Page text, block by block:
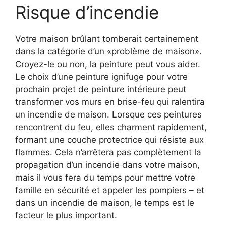
Risque d’incendie
Votre maison brûlant tomberait certainement
dans la catégorie d’un «problème de maison».
Croyez-le ou non, la peinture peut vous aider.
Le choix d’une peinture ignifuge pour votre
prochain projet de peinture intérieure peut
transformer vos murs en brise-feu qui ralentira
un incendie de maison. Lorsque ces peintures
rencontrent du feu, elles charment rapidement,
formant une couche protectrice qui résiste aux
flammes. Cela n’arrêtera pas complètement la
propagation d’un incendie dans votre maison,
mais il vous fera du temps pour mettre votre
famille en sécurité et appeler les pompiers – et
dans un incendie de maison, le temps est le
facteur le plus important.